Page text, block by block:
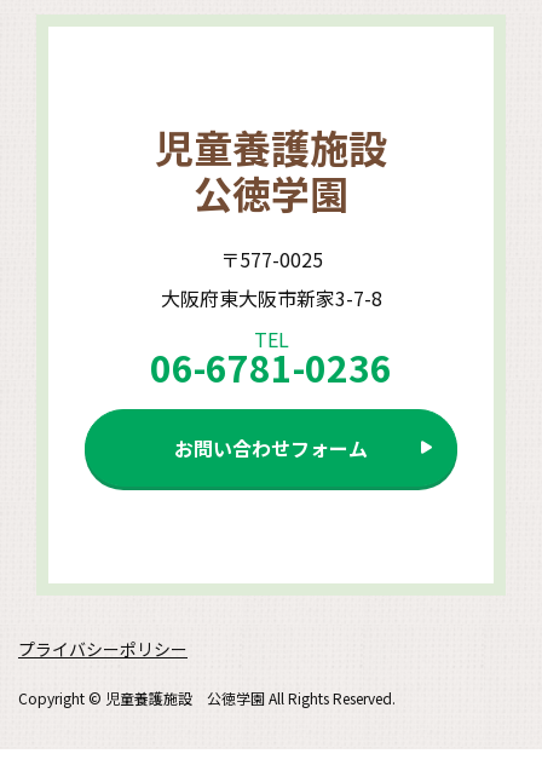
児童養護施設
公徳学園
〒577-0025
大阪府東大阪市新家3-7-8
TEL
06-6781-0236
お問い合わせフォーム
プライバシーポリシー
Copyright © 児童養護施設 公徳学園 All Rights Reserved.